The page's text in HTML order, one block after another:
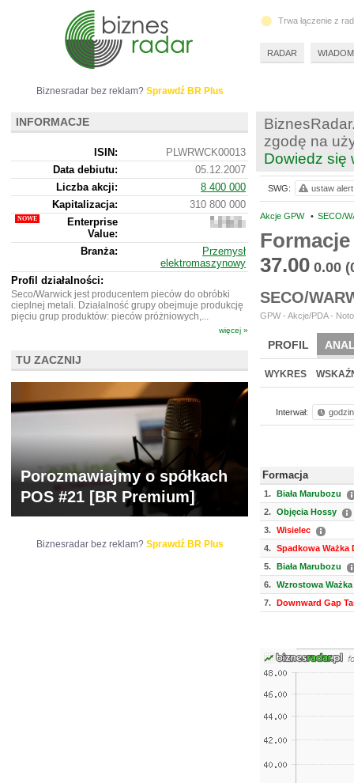
zgodę na
Dowiedz się
Akcje GPW • SECO/
37.00 0.00
SECO/
GPW - Akcje/PDA -
PROFIL
WYCENA BR
WYKRES
Interwał:
Formacja
1. Biała Marubozu
2. Objęcia Hossy
3. Wisielec
4. Spadkowa Ważka
5. Biała Marubozu
6. Wzrostowa
7. Downward Gap
SWG: ustaw alert
Biznesradar bez reklam? Sprawdź BR Plus
INFORMACJE
ISIN:
PLWRWCK00013
Data debiutu:
05.12.2007
Liczba akcji:
8 400 000
Kapitalizacja:
310 800 000
Enterprise
Value:
428
000
Branża:
Przemysł
elektromaszynowy
Profil działalności:
Seco/Warwick jest producentem pieców do obróbki
cieplnej metali. Działalność grupy obejmuje produkcję
pięciu grup produktów: pieców próżniowych,...
więcej »
TU ZACZNIJ
Porozmawiajmy o spółkach
POS #21 [BR Premium]
Biznesradar bez reklam? Sprawdź BR Plus
Trwa łączenie z
RADAR